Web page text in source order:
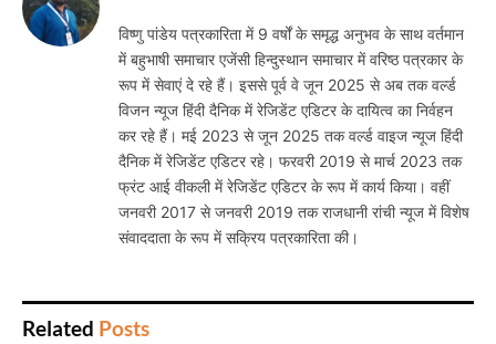
विष्णु पांडेय पत्रकारिता में 9 वर्षों के समृद्ध अनुभव के साथ वर्तमान
में बहुभाषी समाचार एजेंसी हिन्दुस्थान समाचार में वरिष्ठ पत्रकार के
रूप में सेवाएं दे रहे हैं। इससे पूर्व वे जून 2025 से अब तक वर्ल्ड
विजन न्यूज हिंदी दैनिक में रेजिडेंट एडिटर के दायित्व का निर्वहन
कर रहे हैं। मई 2023 से जून 2025 तक वर्ल्ड वाइज न्यूज हिंदी
दैनिक में रेजिडेंट एडिटर रहे। फरवरी 2019 से मार्च 2023 तक
फ्रंट आई वीकली में रेजिडेंट एडिटर के रूप में कार्य किया। वहीं
जनवरी 2017 से जनवरी 2019 तक राजधानी रांची न्यूज में विशेष
संवाददाता के रूप में सक्रिय पत्रकारिता की।
Related Posts